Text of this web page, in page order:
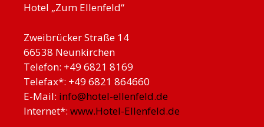
Hotel „Zum Ellenfeld“
Zweibrücker Straße 14
66538 Neunkirchen
Telefon: +49 6821 8169
Telefax*: +49 6821 864660
E-Mail: info@hotel-ellenfeld.de
Internet*: www.Hotel-Ellenfeld.de